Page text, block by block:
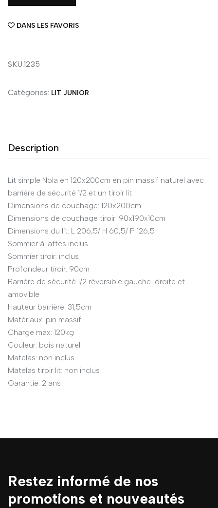
DANS LES FAVORIS
SKU:1235
Catégories: LIT JUNIOR
Description
Lit simple Nola en 120x200cm en pin massif naturel avec
barrière de sécurité 1/2 et un tiroir lit
Dimensions de couchage: 120x200cm
Dimensions de couchage tiroir: 90x190x10cm
Dimensions du lit: L 206,5/ H 60,5/ P 126,5
Sommier à lattes inclus
Sommier tiroir: inclus
Profondeur tiroir: 90cm
Barrière de sécurité 1/2 réversible gauche-droite et
amovible
Hauteur barrière: 31,5cm
Matériaux: pin massif
Charge max: 120kg
Couleur: bois naturel
Matelas: non inclus
Matelas tiroir lit: non inclus
Garantie: 2 ans
Restez informé de nos
promotions et nouveautés